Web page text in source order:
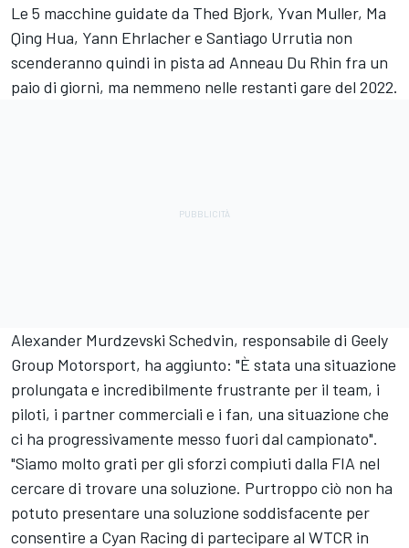
Le 5 macchine guidate da Thed Bjork, Yvan Muller, Ma
Qing Hua, Yann Ehrlachere Santiago Urrutia non
scenderanno quindi in pista ad Anneau Du Rhin fra un
paio di giorni, ma nemmeno nelle restanti gare del 2022.
Alexander Murdzevski Schedvin, responsabile di Geely
Group Motorsport, ha aggiunto: "È stata una situazione
prolungata e incredibilmente frustrante per il team, i
piloti, i partner commerciali e i fan, una situazione che
ci ha progressivamente messo fuori dal campionato".
"Siamo molto grati per gli sforzi compiuti dalla FIA nel
cercare di trovare una soluzione. Purtroppo ciò non ha
potuto presentare una soluzione soddisfacente per
consentire a Cyan Racing di partecipare al WTCR in